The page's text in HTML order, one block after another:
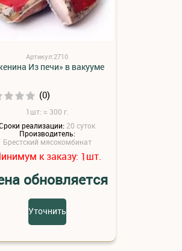
Артикул:2710
Из печи» в вакууме
(0)
1шт: ≈ 300 г.
реализации: 20 суток
Производитель:
Брестский мясокомбинат
к заказу: 1шт.
обновляется
Уточнить